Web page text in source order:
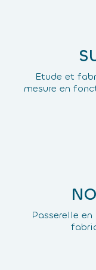
Etude et
mesure en
Passerelle